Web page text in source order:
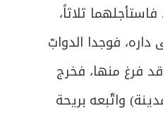
ثلاثاً،
داره، فوجدا الدوابّ
فرغ منها، فخرج
واتّبعه بريحة